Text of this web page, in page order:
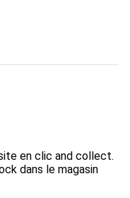
en clic and collect.
dans le magasin